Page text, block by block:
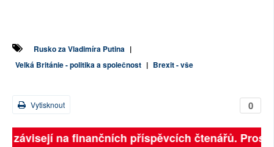
Rusko za Vladimíra Putina |
Velká Británie - politika a společnost | Brexit - vše
0
Vytisknout
závisejí na finančních příspěvcích čtenářů.